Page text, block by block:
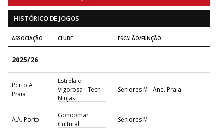
HISTÓRICO DE JOGOS
ASSOCIAÇÃO CLUBE ESCALÃO/FUNÇÃO
2025/26
Porto A
Praia
Estrela e
Vigorosa - Tech
Ninjas
Seniores M - And. Praia
A.A. Porto
Gondomar
Cultural
Seniores M